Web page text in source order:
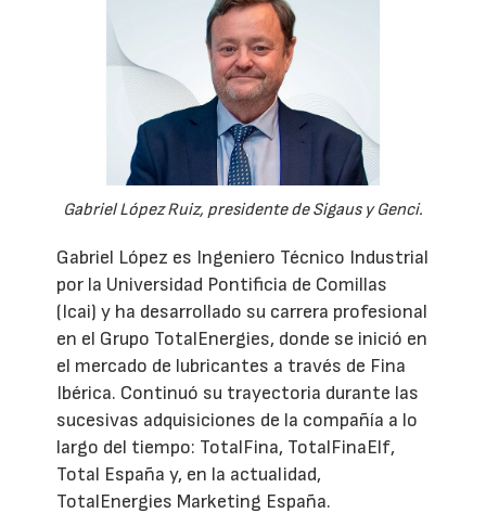
Gabriel López Ruiz, presidente de Sigaus y Genci.
Gabriel López es Ingeniero Técnico Industrial
por la Universidad Pontificia de Comillas
(Icai) y ha desarrollado su carrera profesional
en el Grupo TotalEnergies, donde se inició en
el mercado de lubricantes a través de Fina
Ibérica. Continuó su trayectoria durante las
sucesivas adquisiciones de la compañía a lo
largo del tiempo: TotalFina, TotalFinaElf,
Total España y, en la actualidad,
TotalEnergies Marketing España.